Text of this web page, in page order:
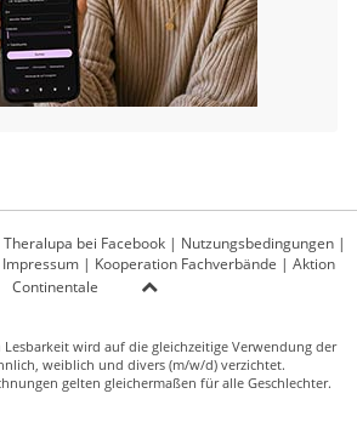
Theralupa bei Facebook | Nutzungsbedingungen |
Impressum| Kooperation Fachverbände | Aktion
Continentale
Lesbarkeit wird auf die gleichzeitige Verwendung der
weiblich und divers (m/w/d) verzichtet.
gelten gleichermaßen für alle Geschlechter.